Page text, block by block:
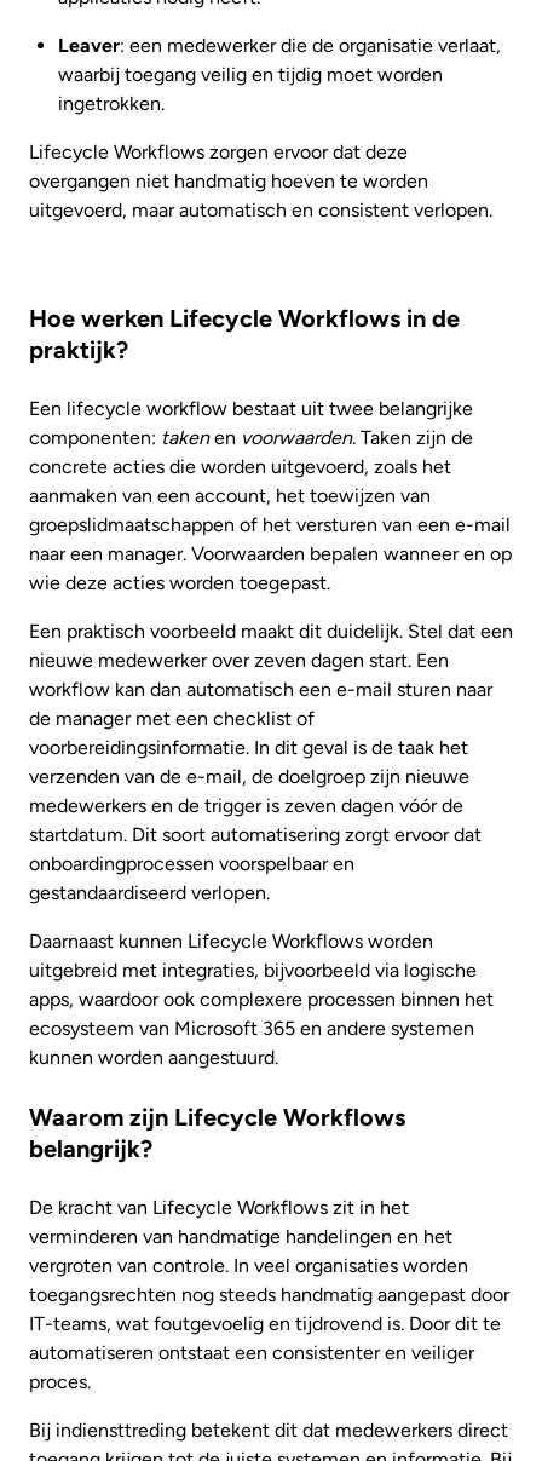
Leaver: een medewerker die de organisatie verlaat,
waarbij toegang veilig en tijdig moet worden
ingetrokken.
Lifecycle Workflows zorgen ervoor dat deze
overgangen niet handmatig hoeven te worden
uitgevoerd, maar automatisch en consistent verlopen.
Hoe werken Lifecycle Workflows in de
praktijk?
Een lifecycle workflow bestaat uit twee belangrijke
componenten: takenen voorwaarden. Taken zijn de
concrete acties die worden uitgevoerd, zoals het
aanmaken van een account, het toewijzen van
groepslidmaatschappen of het versturen van een e-mail
naar een manager. Voorwaarden bepalen wanneer en op
wie deze acties worden toegepast.
Een praktisch voorbeeld maakt dit duidelijk. Stel dat een
nieuwe medewerker over zeven dagen start. Een
workflow kan dan automatisch een e-mail sturen naar
de manager met een checklist of
voorbereidingsinformatie. In dit geval is de taak het
verzenden van de e-mail, de doelgroep zijn nieuwe
medewerkers en de trigger is zeven dagen vóór de
startdatum. Dit soort automatisering zorgt ervoor dat
onboardingprocessen voorspelbaar en
gestandaardiseerd verlopen.
Daarnaast kunnen Lifecycle Workflows worden
uitgebreid met integraties, bijvoorbeeld via logische
apps, waardoor ook complexere processen binnen het
ecosysteem van Microsoft 365 en andere systemen
kunnen worden aangestuurd.
Waarom zijn Lifecycle Workflows
belangrijk?
De kracht van Lifecycle Workflows zit in het
verminderen van handmatige handelingen en het
vergroten van controle. In veel organisaties worden
toegangsrechten nog steeds handmatig aangepast door
IT-teams, wat foutgevoelig en tijdrovend is. Door dit te
automatiseren ontstaat een consistenter en veiliger
proces.
Bij indiensttreding betekent dit dat medewerkers direct